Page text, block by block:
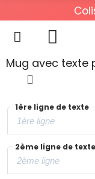
Mug avec texte
1ère ligne de texte
2ème ligne de texte